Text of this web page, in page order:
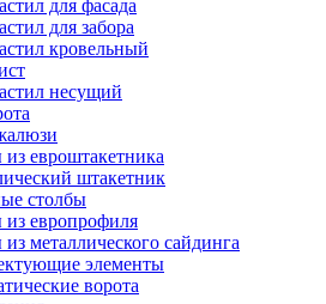
для фасада
для забора
кровельный
несущий
из евроштакетника
штакетник
столбы
из европрофиля
металлического сайдинга
элементы
ворота